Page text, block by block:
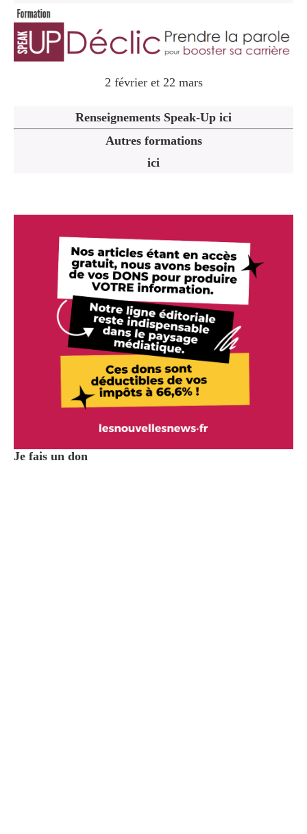
2 février et 22 mars
Renseignements Speak-Up ici
Autres formations
ici
Je fais un don